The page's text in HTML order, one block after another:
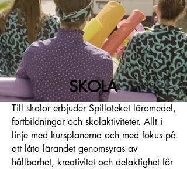
SKOLA
Till skolor erbjuder Spilloteket läromedel,
fortbildningar och skolaktiviteter. Allt i
linje med kursplanerna och med fokus på
att låta lärandet genomsyras av
hållbarhet, kreativitet och delaktighet för